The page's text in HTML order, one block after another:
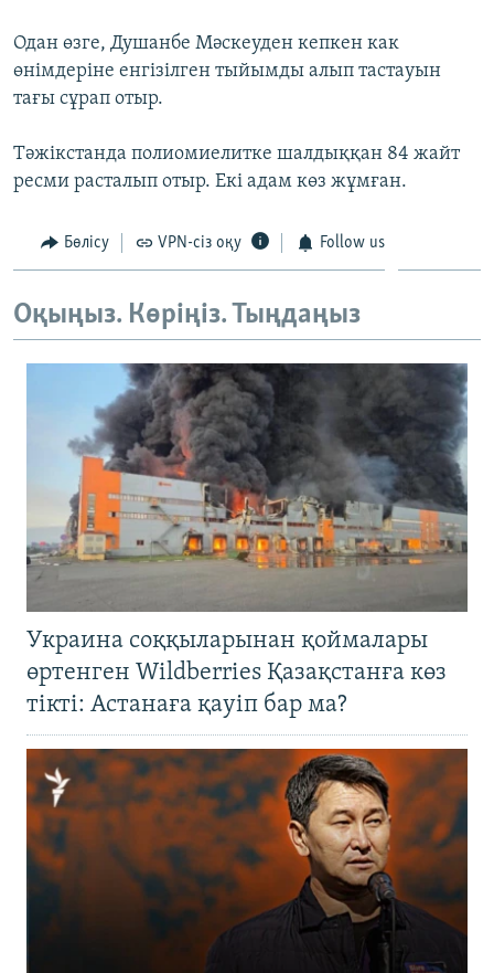
Одан өзге, Душанбе Мәскеуден кепкен как
өнімдеріне енгізілген тыйымды алып тастауын
тағы сұрап отыр.
Тәжікстанда полиомиелитке шалдыққан 84 жайт
ресми расталып отыр. Екі адам көз жұмған.
Бөлісу VPN-сіз оқу Follow us
Оқыңыз. Көріңіз. Тыңдаңыз
Украина соққыларынан қоймалары
өртенген Wildberries Қазақстанға көз
тікті: Астанаға қауіп бар ма?